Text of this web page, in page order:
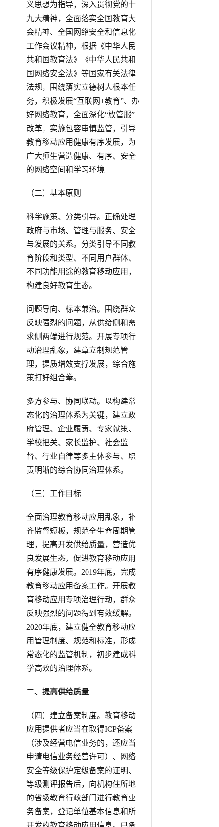
义思想为指导，深入贯彻党的十
九大精神，全面落实全国教育大
会精神、全国网络安全和信息化
工作会议精神，根据《中华人民
共和国教育法》《中华人民共和
国网络安全法》等国家有关法律
法规，围绕落实立德树人根本任
务，积极发展“互联网+教育”、办
好网络教育，全面深化“放管服”
改革，实施包容审慎监管，引导
教育移动应用健康有序发展，为
广大师生营造健康、有序、安全
的网络空间和学习环境
（二）基本原则
科学施策、分类引导。正确处理
政府与市场、管理与服务、安全
与发展的关系。分类引导不同教
育阶段和类型、不同用户群体、
不同功能用途的教育移动应用，
构建良好教育生态。
问题导向、标本兼治。围绕群众
反映强烈的问题，从供给侧和需
求侧两端进行规范。开展专项行
动治理乱象，建章立制规范管
理，提质增效支撑发展，综合施
策打好组合拳。
多方参与、协同联动。以构建常
态化的治理体系为关键，建立政
府管理、企业履责、专家献策、
学校把关、家长监护、社会监
督、行业自律等多主体参与、职
责明晰的综合协同治理体系。
（三）工作目标
全面治理教育移动应用乱象，补
齐监督短板，规范全生命周期管
理，提高开发供给质量，营造优
良发展生态，促进教育移动应用
有序健康发展。2019年底，完成
教育移动应用备案工作。开展教
育移动应用专项治理行动，群众
反映强烈的问题得到有效缓解。
2020年底，建立健全教育移动应
用管理制度、规范和标准，形成
常态化的监管机制，初步建成科
学高效的治理体系。
二、提高供给质量
（四）建立备案制度。教育移动
应用提供者应当在取得ICP备案
（涉及经营电信业务的，还应当
申请电信业务经营许可）、网络
安全等级保护定级备案的证明、
等级测评报告后，向机构住所地
的省级教育行政部门进行教育业
务备案，登记单位基本信息和所
开发的教育移动应用信息。已备